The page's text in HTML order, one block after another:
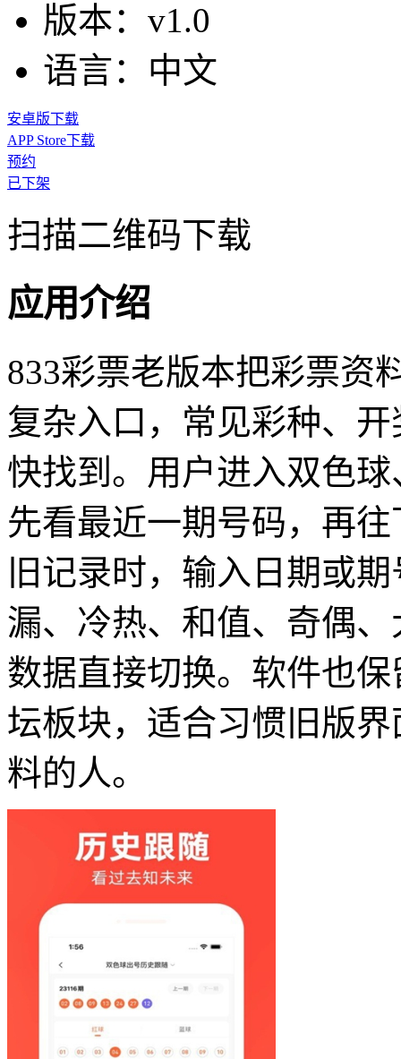
版本： v1.0
语言： 中文
安卓版下载
APP Store下载
预约
已下架
扫描二维码下载
应用介绍
833彩票老版本把彩票资
复杂入口，常见彩种、
快找到。用户进入双色
先看最近一期号码，再
旧记录时，输入日期或
漏、冷热、和值、奇偶
数据直接切换。软件也
坛板块，适合习惯旧版
料的人。